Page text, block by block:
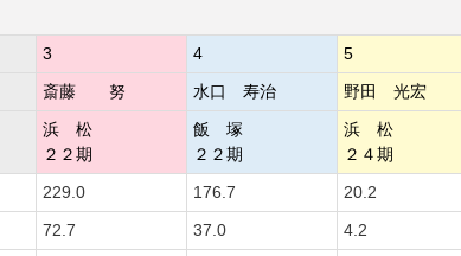
3 4 5
斎藤 努 水口 寿治 野田 光宏
浜 松
２２期
飯 塚
２２期
浜 松
２４期
229.0 176.7 20.2
72.7 37.0 4.2